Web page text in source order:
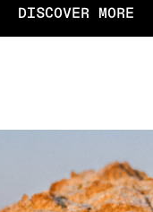
DISCOVER MORE